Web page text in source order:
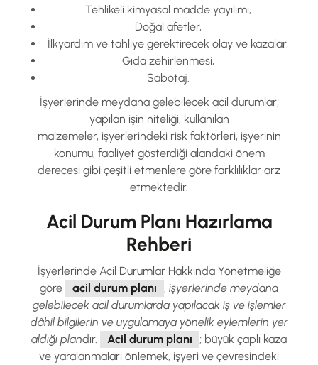
Tehlikeli kimyasal madde yayılımı,
Doğal afetler,
İlkyardım ve tahliye gerektirecek olay ve kazalar,
Gıda zehirlenmesi,
Sabotaj.
İşyerlerinde meydana gelebilecek acil durumlar;
yapılan işin niteliği, kullanılan
malzemeler, işyerlerindeki risk faktörleri, işyerinin
konumu, faaliyet gösterdiği alandaki önem
derecesi gibi çeşitli etmenlere göre farklılıklar arz
etmektedir.
Acil Durum Planı Hazırlama
Rehberi
İşyerlerinde Acil Durumlar Hakkında Yönetmeliğe
göre
acil durum planı , işyerlerinde meydana
gelebilecek acil durumlarda yapılacak iş ve işlemler
dâhil bilgilerin ve uygulamaya yönelik eylemlerin yer
aldığı plandır. Acil durum planı
; büyük çaplı kaza
ve yaralanmaları önlemek, işyeri ve çevresindeki